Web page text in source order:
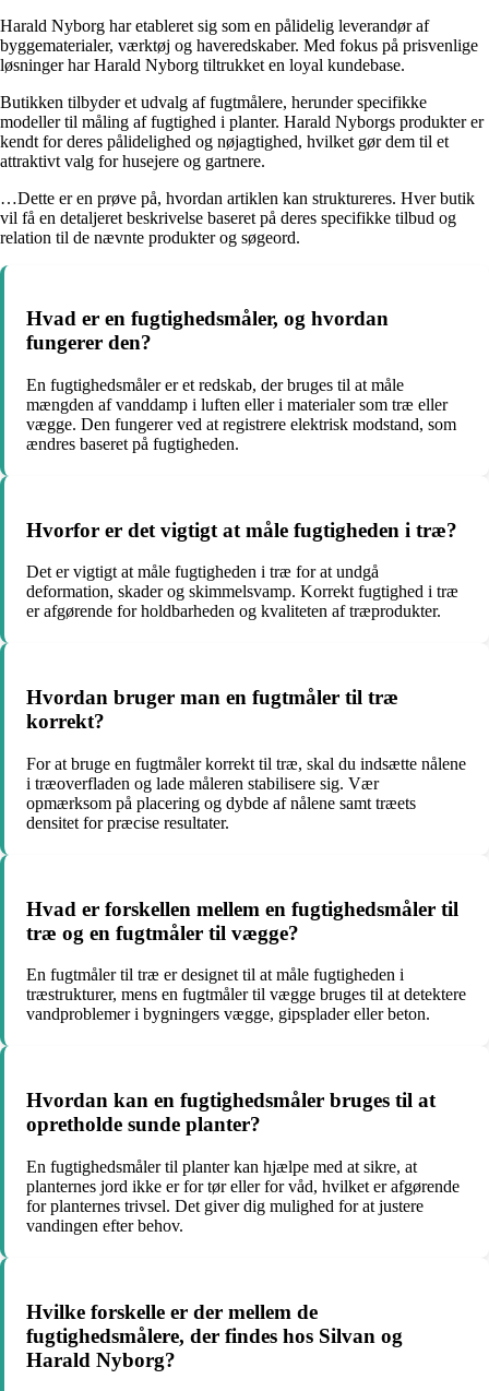
Harald Nyborg har etableret sig som en pålidelig leverandør af
byggematerialer, værktøj og haveredskaber. Med fokus på prisvenlige
løsninger har Harald Nyborg tiltrukket en loyal kundebase.
Butikken tilbyder et udvalg af fugtmålere, herunder specifikke
modeller til måling af fugtighed i planter. Harald Nyborgs produkter er
kendt for deres pålidelighed og nøjagtighed, hvilket gør dem til et
attraktivt valg for husejere og gartnere.
…Dette er en prøve på, hvordan artiklen kan struktureres. Hver butik
vil få en detaljeret beskrivelse baseret på deres specifikke tilbud og
relation til de nævnte produkter og søgeord.
Hvad er en fugtighedsmåler, og hvordan
fungerer den?
En fugtighedsmåler er et redskab, der bruges til at måle
mængden af vanddamp i luften eller i materialer som træ eller
vægge. Den fungerer ved at registrere elektrisk modstand, som
ændres baseret på fugtigheden.
Hvorfor er det vigtigt at måle fugtigheden i træ?
Det er vigtigt at måle fugtigheden i træ for at undgå
deformation, skader og skimmelsvamp. Korrekt fugtighed i træ
er afgørende for holdbarheden og kvaliteten af træprodukter.
Hvordan bruger man en fugtmåler til træ
korrekt?
For at bruge en fugtmåler korrekt til træ, skal du indsætte nålene
i træoverfladen og lade måleren stabilisere sig. Vær
opmærksom på placering og dybde af nålene samt træets
densitet for præcise resultater.
Hvad er forskellen mellem en fugtighedsmåler til
træ og en fugtmåler til vægge?
En fugtmåler til træ er designet til at måle fugtigheden i
træstrukturer, mens en fugtmåler til vægge bruges til at detektere
vandproblemer i bygningers vægge, gipsplader eller beton.
Hvordan kan en fugtighedsmåler bruges til at
opretholde sunde planter?
En fugtighedsmåler til planter kan hjælpe med at sikre, at
planternes jord ikke er for tør eller for våd, hvilket er afgørende
for planternes trivsel. Det giver dig mulighed for at justere
vandingen efter behov.
Hvilke forskelle er der mellem de
fugtighedsmålere, der findes hos Silvan og
Harald Nyborg?